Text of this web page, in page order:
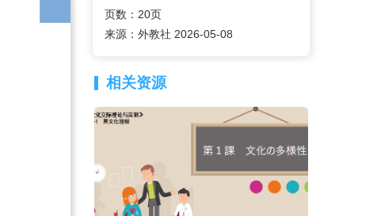
页数：20页
来源：外教社 2026-05-08
相关资源